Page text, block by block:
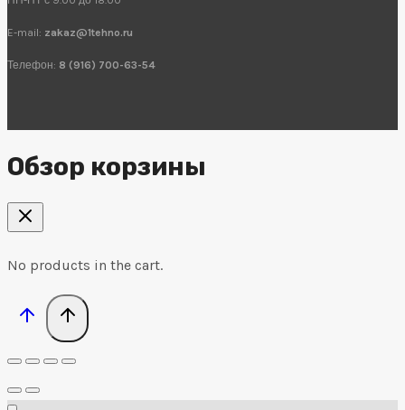
E-mail: zakaz@1tehno.ru
Телефон: 8 (916) 700-63-54
Обзор корзины
No products in the cart.